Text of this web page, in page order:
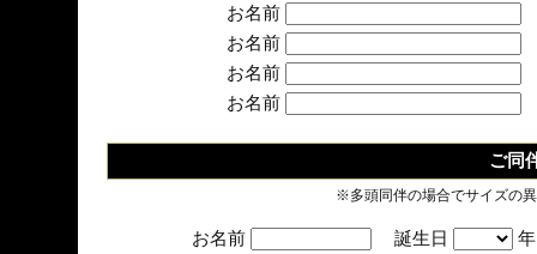
お名前
お名前
お名前
お名前
ご同
※多頭同伴の場合でサイズの
お名前 誕生日